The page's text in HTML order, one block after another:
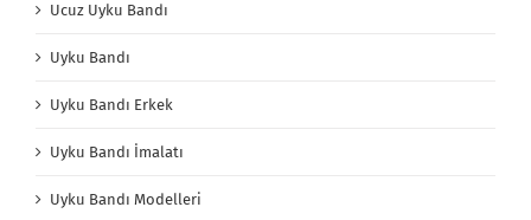
Ucuz Uyku Bandı
Uyku Bandı
Uyku Bandı Erkek
Uyku Bandı İmalatı
Uyku Bandı Modelleri